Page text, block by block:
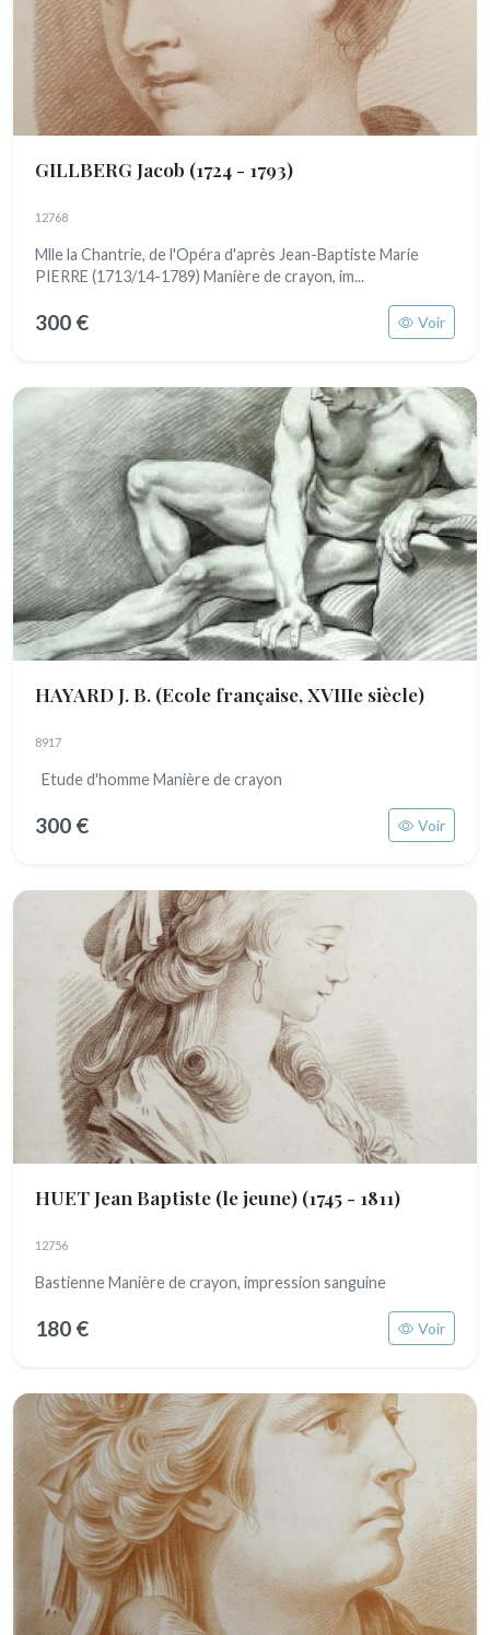
GILLBERG Jacob (1724 - 1793)
12768
Mlle la Chantrie, de l'Opéra d'après Jean-Baptiste Marie
PIERRE (1713/14-1789) Manière de crayon, im...
300 € Voir
HAYARD J. B. (Ecole française, XVIIIe siècle)
8917
Etude d'homme Manière de crayon
300 € Voir
HUET Jean Baptiste (le jeune) (1745 - 1811)
12756
Bastienne Manière de crayon, impression sanguine
180 € Voir